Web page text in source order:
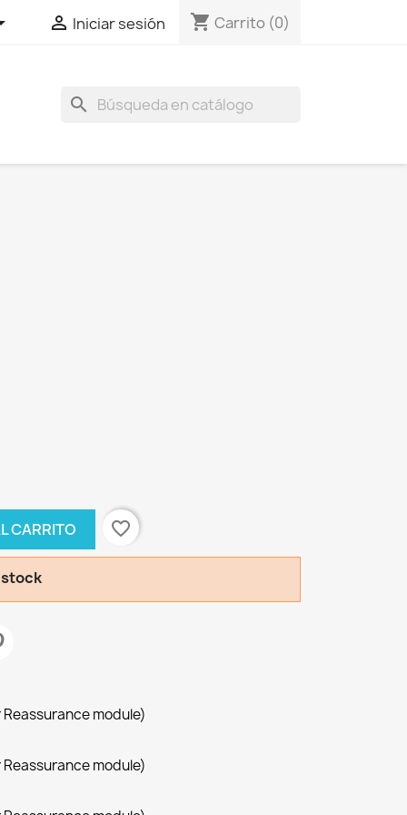
 Iniciar sesión shopping_cart Carrito (0)
search
CARRITO favorite_border
module)
module)